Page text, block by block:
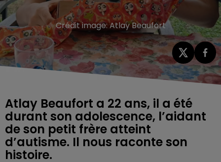
Crédit image:Atlay Beaufort
Atlay Beaufort a 22 ans, il a été
durant son adolescence, l’aidant
de son petit frère atteint
d’autisme. Il nous raconte son